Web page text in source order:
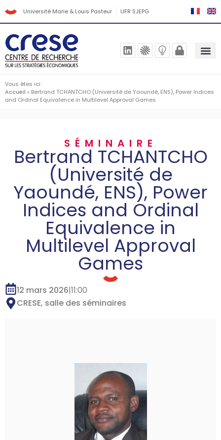
Université Marie & Louis Pasteur UFR SJEPG
Vous êtes ici :
Accueil » Bertrand TCHANTCHO (Université de Yaoundé, ENS), Power Indices
and Ordinal Equivalence in Multilevel Approval Games
SÉMINAIRE
Bertrand TCHANTCHO
(Université de
Yaoundé, ENS), Power
Indices and Ordinal
Equivalence in
Multilevel Approval
Games
12 mars 2026|11:00
CRESE, salle des séminaires